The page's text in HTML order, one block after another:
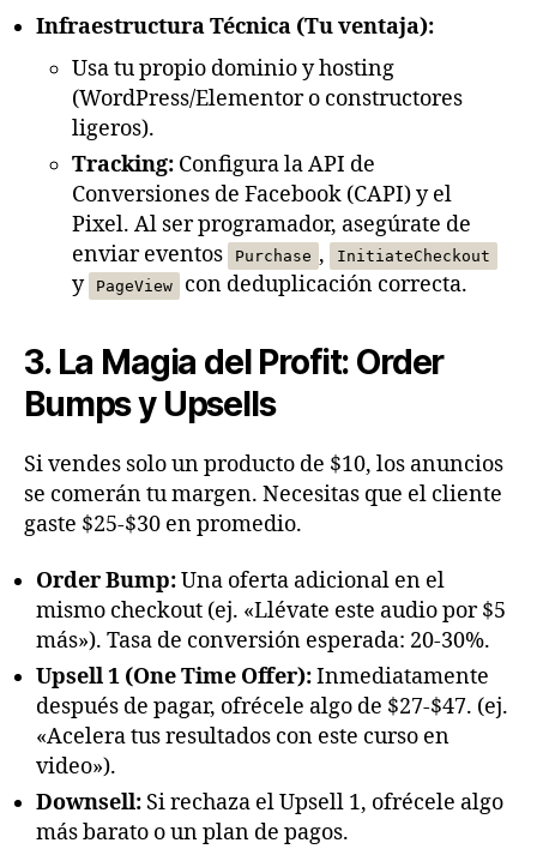
Infraestructura Técnica (Tu ventaja):
Usa tu propio dominio y hosting
(WordPress/Elementor o constructores
ligeros).
Tracking: Configura la API de
Conversiones de Facebook (CAPI) y el
Pixel. Al ser programador, asegúrate de
enviar eventos
Purchase , InitiateCheckout
y PageView con deduplicación correcta.
3. La Magia del Profit: Order
Bumps y Upsells
Si vendes solo un producto de $10, los anuncios
se comerán tu margen. Necesitas que el cliente
gaste $25-$30 en promedio.
Order Bump:Una oferta adicional en el
mismo checkout (ej. «Llévate este audio por $5
más»). Tasa de conversión esperada: 20-30%.
Upsell 1 (One Time Offer):Inmediatamente
después de pagar, ofrécele algo de $27-$47. (ej.
«Acelera tus resultados con este curso en
video»).
Downsell: Si rechaza el Upsell 1, ofrécele algo
más barato o un plan de pagos.